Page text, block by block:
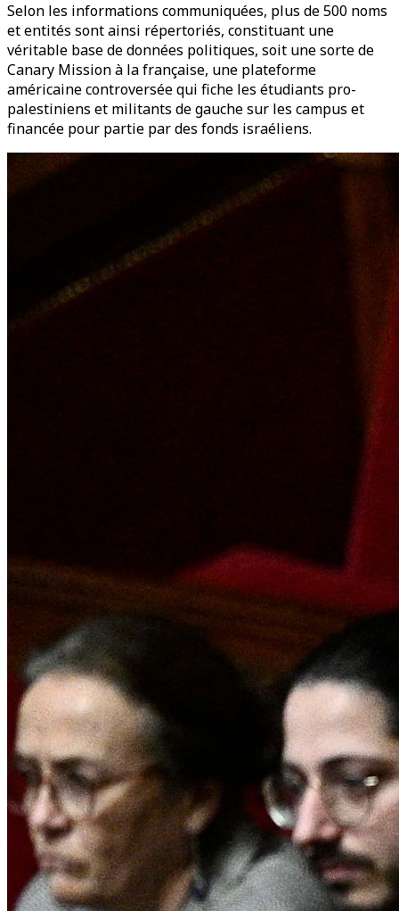
Selon les informations communiquées, plus de 500 noms
et entités sont ainsi répertoriés, constituant une
véritable base de données politiques, soit une sorte de
Canary Mission à la française, une plateforme
américaine controversée qui fiche les étudiants pro-
palestiniens et militants de gauche sur les campus et
financée pour partie par des fonds israéliens.